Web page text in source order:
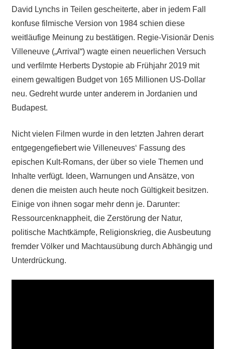
David Lynchs in Teilen gescheiterte, aber in jedem Fall
konfuse filmische Version von 1984 schien diese
weitläufige Meinung zu bestätigen. Regie-Visionär Denis
Villeneuve („Arrival“) wagte einen neuerlichen Versuch
und verfilmte Herberts Dystopie ab Frühjahr 2019 mit
einem gewaltigen Budget von 165 Millionen US-Dollar
neu. Gedreht wurde unter anderem in Jordanien und
Budapest.
Nicht vielen Filmen wurde in den letzten Jahren derart
entgegengefiebert wie Villeneuves‘ Fassung des
epischen Kult-Romans, der über so viele Themen und
Inhalte verfügt. Ideen, Warnungen und Ansätze, von
denen die meisten auch heute noch Gültigkeit besitzen.
Einige von ihnen sogar mehr denn je. Darunter:
Ressourcenknappheit, die Zerstörung der Natur,
politische Machtkämpfe, Religionskrieg, die Ausbeutung
fremder Völker und Machtausübung durch Abhängig und
Unterdrückung.